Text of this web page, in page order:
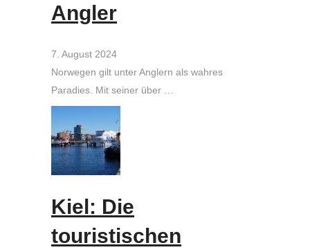
Angler
7. August 2024
Norwegen gilt unter Anglern als wahres
Paradies. Mit seiner über …
Kiel: Die
touristischen